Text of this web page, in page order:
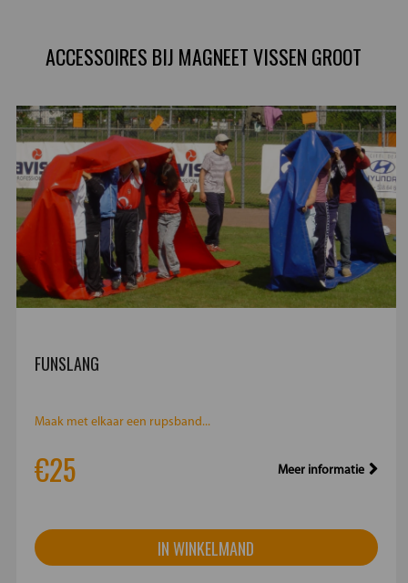
ACCESSOIRES BIJ MAGNEET VISSEN GROOT
FUNSLANG
Maak met elkaar een rupsband...
€25 Meer informatie
IN WINKELMAND